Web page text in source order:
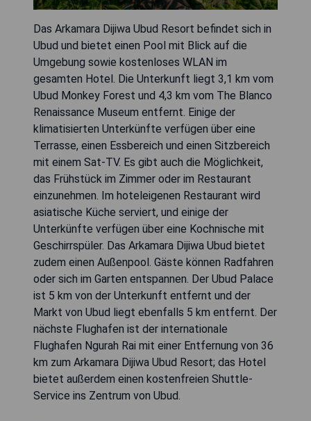
Das Arkamara Dijiwa Ubud Resort befindet sich in
Ubud und bietet einen Pool mit Blick auf die
Umgebung sowie kostenloses WLAN im
gesamten Hotel. Die Unterkunft liegt 3,1 km vom
Ubud Monkey Forest und 4,3 km vom The Blanco
Renaissance Museum entfernt. Einige der
klimatisierten Unterkünfte verfügen über eine
Terrasse, einen Essbereich und einen Sitzbereich
mit einem Sat-TV. Es gibt auch die Möglichkeit,
das Frühstück im Zimmer oder im Restaurant
einzunehmen. Im hoteleigenen Restaurant wird
asiatische Küche serviert, und einige der
Unterkünfte verfügen über eine Kochnische mit
Geschirrspüler. Das Arkamara Dijiwa Ubud bietet
zudem einen Außenpool. Gäste können Radfahren
oder sich im Garten entspannen. Der Ubud Palace
ist 5 km von der Unterkunft entfernt und der
Markt von Ubud liegt ebenfalls 5 km entfernt. Der
nächste Flughafen ist der internationale
Flughafen Ngurah Rai mit einer Entfernung von 36
km zum Arkamara Dijiwa Ubud Resort; das Hotel
bietet außerdem einen kostenfreien Shuttle-
Service ins Zentrum von Ubud.